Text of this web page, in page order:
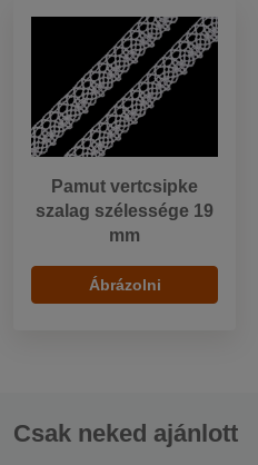
Pamut vertcsipke
szalag szélessége 19
mm
Ábrázolni
Csak neked ajánlott